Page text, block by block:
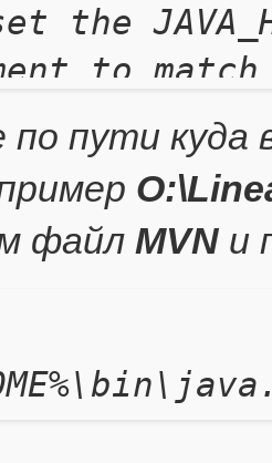
the
to
of your
пути куда
файл MVN и